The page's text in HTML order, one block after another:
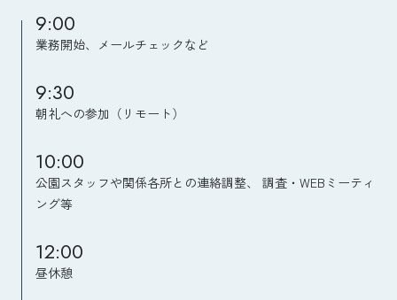
9:00
業務開始、メールチェックなど
9:30
朝礼への参加（リモート）
10:00
公園スタッフや関係各所との連絡調整、
調査・WEBミーティ
ング等
12:00
昼休憩